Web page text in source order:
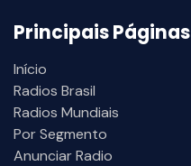
Principais Páginas
Início
Radios Brasil
Radios Mundiais
Por Segmento
Anunciar Radio